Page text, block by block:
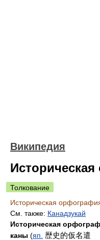
Википедия
Толкование
Историческая
См. также: Канадзукай
Историческая
каны (яп. 歴史的仮名遣